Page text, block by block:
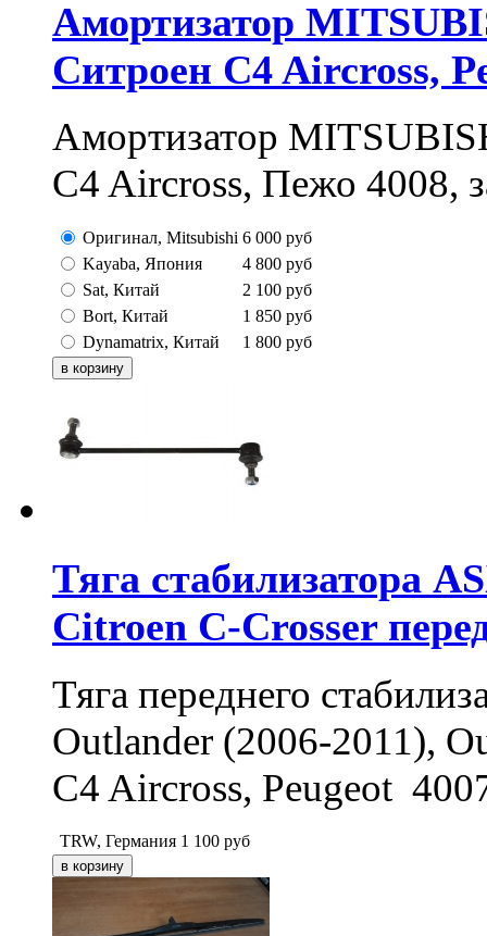
Амортизатор
Ситроен C4 Aircross,
Амортизатор
C4 Aircross, Пежо 4008,
Оригинал, Mitsubishi 6 000 руб
Kayaba, Япония
4 800 руб
Sat, Китай
2 100 руб
Bort, Китай
1 850 руб
Dynamatrix, Китай
1 800 руб
Тяга стабилизатора
Citroen C-Crosser
Тяга переднего
Outlander (2006-2011),
C4 Aircross, Peugeot
TRW, Германия 1 100 руб